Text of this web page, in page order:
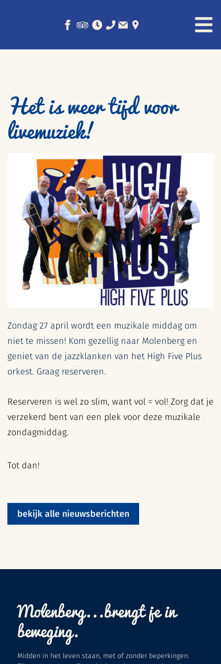
Het is weer tijd voor
livemuziek!
Zondag 27 april wordt een muzikale middag om
niet te missen! Kom gezellig naar Molenberg en
geniet van de jazzklanken van het High Five Plus
orkest. Graag reserveren.
Reserveren is wel zo slim, want vol = vol! Zorg dat je
verzekerd bent van een plek voor deze muzikale
zondagmiddag.
Tot dan!
bekijk alle nieuwsberichten
Molenberg...brengt je in
beweging.
Midden in het leven staan, met of zonder beperkingen.